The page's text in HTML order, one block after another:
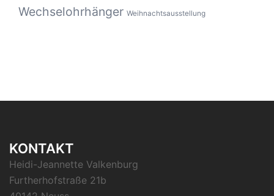
Wechselohrhänger Weihnachtsausstellung
KONTAKT
Heidi-Jeannette Valkenburg
Furtherhofstraße 21b